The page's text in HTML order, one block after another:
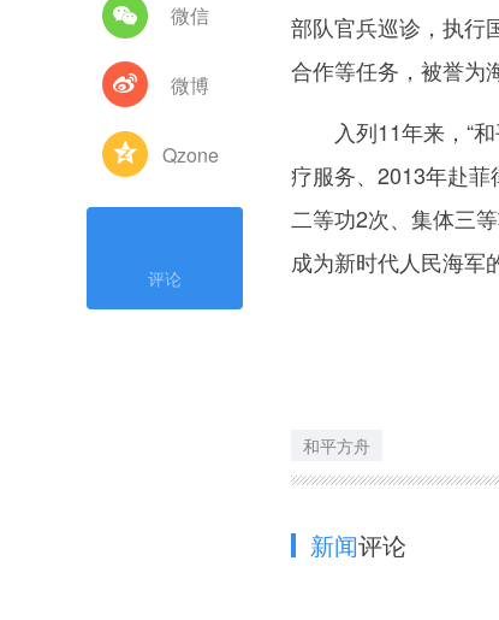
微信
微博
Qzone
评论
部队官兵巡诊，执行
合作等任务，被誉为
入列11年来，“和
疗服务、2013年赴
二等功2次、集体三
成为新时代人民海军
和平方舟
新闻评论